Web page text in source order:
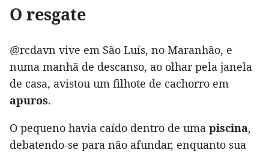
O resgate
@rcdavn vive em São Luís, no Maranhão, e
numa manhã de descanso, ao olhar pela janela
de casa, avistou um filhote de cachorro em
apuros.
O pequeno havia caído dentro de uma piscina,
debatendo-se para não afundar, enquanto sua